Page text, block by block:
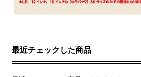
最近チェックした商品